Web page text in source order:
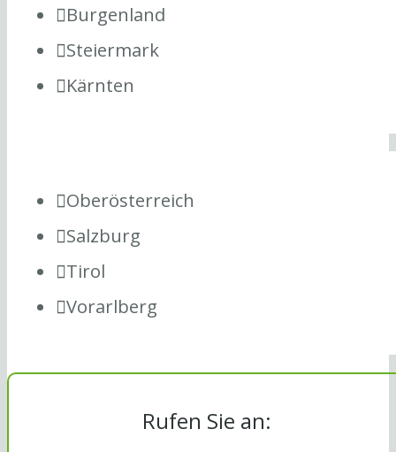
Burgenland
Steiermark
Kärnten
Oberösterreich
Salzburg
Tirol
Vorarlberg
Rufen Sie an: